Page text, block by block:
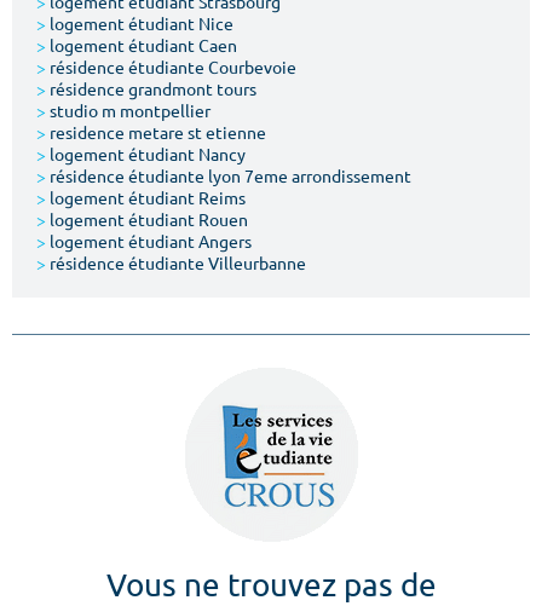
Chercher
> logement étudiant Nice
> logement étudiant Caen
> résidence étudiante Courbevoie
> résidence grandmont tours
> studio m montpellier
> residence metare st etienne
> logement étudiant Nancy
> résidence étudiante lyon 7eme arrondissement
> logement étudiant Reims
> logement étudiant Rouen
> logement étudiant Angers
> résidence étudiante Villeurbanne
Vous ne trouvez pas de